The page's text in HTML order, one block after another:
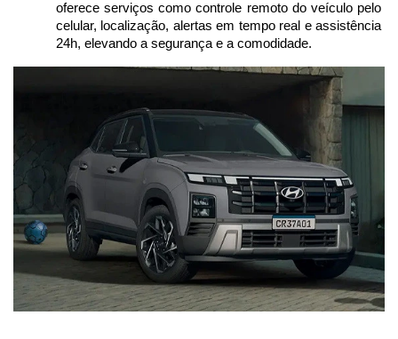
oferece serviços como controle remoto do veículo pelo
celular, localização, alertas em tempo real e assistência
24h, elevando a segurança e a comodidade.